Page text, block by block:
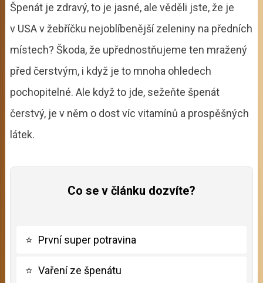
Špenát je zdravý, to je jasné, ale věděli jste, že je
v USA v žebříčku nejoblíbenější zeleniny na předních
místech? Škoda, že upřednostňujeme ten mražený
před čerstvým, i když je to mnoha ohledech
pochopitelné. Ale když to jde, sežeňte špenát
čerstvý, je v něm o dost víc vitamínů a prospěšných
látek.
Co se v článku dozvíte?
⭐ První super potravina
⭐ Vaření ze špenátu